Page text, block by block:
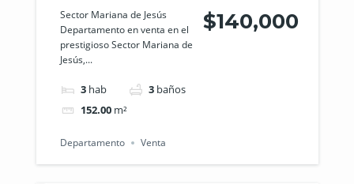
de Jesús
Sector Mariana de Jesús
Departamento en venta en el
prestigioso Sector Mariana de
Jesús,...
3 hab 3 baños
152.00 m²
$140,000
Departamento Venta